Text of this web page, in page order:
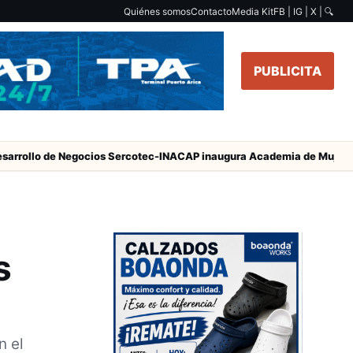
Quiénes somosContactoMedia KitFB | IG | X | 🔍
PUBLICITA
Negocios Sercotec-INACAP inaugura Academia de Mujeres
el